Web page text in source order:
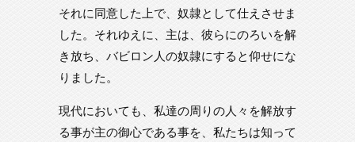
それに同意した上で、奴隷として仕えさせま
した。それゆえに、主は、彼らにのろいを解
き放ち、バビロン人の奴隷にすると仰せにな
りました。
現代においても、私達の周りの人々を解放す
る事が主の御心である事を、私たちは知って